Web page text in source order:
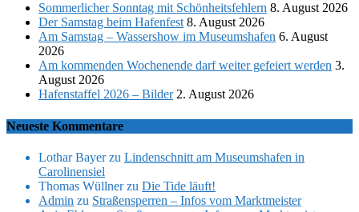
Sommerlicher Sonntag mit Schönheitsfehlern 8. August 2026
Der Samstag beim Hafenfest 8. August 2026
Am Samstag – Wassershow im Museumshafen 6. August
2026
Am kommenden Wochenende darf weiter gefeiert werden 3.
August 2026
Hafenstaffel 2026 – Bilder 2. August 2026
Neueste Kommentare
Lothar Bayerzu Lindenschnitt am Museumshafen in
Carolinensiel
Thomas Wüllnerzu Die Tide läuft!
Admin zu Straßensperren – Infos vom Marktmeister